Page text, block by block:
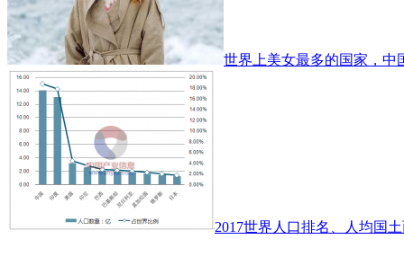
世界上美女最多的国家，中
2017世界人口排名、人均国